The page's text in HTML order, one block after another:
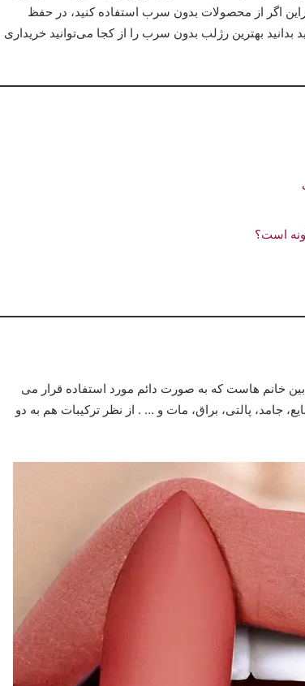
اگر از محصولات بدون سرب استفاده کنید، در حفظ
بهترین رژلب بدون سرب را از کجا می‌توانید خریداری
است؟
خانم هاست که به صورت دائم مورد استفاده قرار می
جامد، پالتی، براق، مات و … . از نظر ترکیبات هم به دو